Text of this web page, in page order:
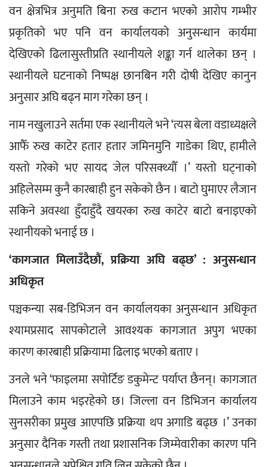
वन क्षेत्रभित्र अनुमति बिना रुख कटान भएको आरोप गम्भीर
प्रकृतिको भए पनि वन कार्यालयको अनुसन्धान कार्यमा
देखिएको ढिलासुस्तीप्रति स्थानीयले शङ्का गर्न थालेका छन् ।
स्थानीयले घटनाको निष्पक्ष छानबिन गरी दोषी देखिए कानुन
अनुसार अघि बढ्न माग गरेका छन् ।
नाम नखुलाउने सर्तमा एक स्थानीयले भने ‘त्यस बेला वडाध्यक्षले
आफैँ रुख काटेर हतार हतार जमिनमुनि गाडेका थिए, हामीले
यस्तो गरेको भए सायद जेल परिसक्थ्यौँ ।’ यस्तो घट्नाको
अहिलेसम्म कुनै कारबाही हुन सकेको छैन । बाटो घुमाएर लैजान
सकिने अवस्था हुँदाहुँदै खयरका रुख काटेर बाटो बनाइएको
स्थानीयको भनाई छ ।
‘कागजात मिलाउँदैछौं, प्रक्रिया अघि बढ्छ’ : अनुसन्धान
अधिकृत
पञ्चकन्या सब-डिभिजन वन कार्यालयका अनुसन्धान अधिकृत
श्यामप्रसाद सापकोटाले आवश्यक कागजात अपुग भएका
कारण कारबाही प्रक्रियामा ढिलाइ भएको बताए ।
उनले भने ‘फाइलमा सपोर्टिङ डकुमेन्ट पर्याप्त छैनन्। कागजात
मिलाउने काम भइरहेको छ। जिल्ला वन डिभिजन कार्यालय
सुनसरीका प्रमुख आएपछि प्रक्रिया थप अगाडि बढ्छ ।’ उनका
अनुसार दैनिक गस्ती तथा प्रशासनिक जिम्मेवारीका कारण पनि